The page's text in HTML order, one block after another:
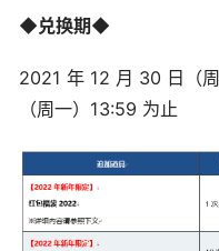
◆兑换期◆
2021 年 12 月 30 日（
（周一）13:59 为止